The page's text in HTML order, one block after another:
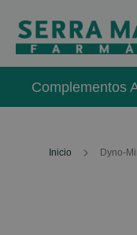
Complementos
Inicio Dyno-